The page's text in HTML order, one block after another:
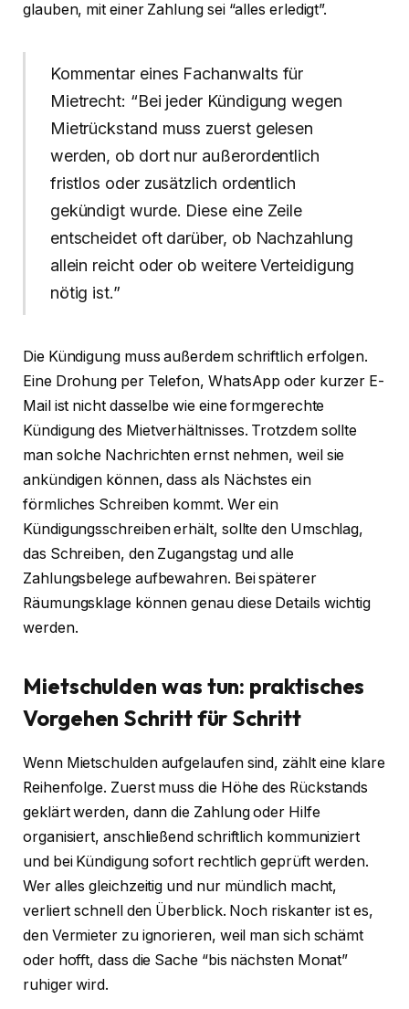
glauben, mit einer Zahlung sei “alles erledigt”.
Kommentar eines Fachanwalts für
Mietrecht: “Bei jeder Kündigung wegen
Mietrückstand muss zuerst gelesen
werden, ob dort nur außerordentlich
fristlos oder zusätzlich ordentlich
gekündigt wurde. Diese eine Zeile
entscheidet oft darüber, ob Nachzahlung
allein reicht oder ob weitere Verteidigung
nötig ist.”
Die Kündigung muss außerdem schriftlich erfolgen.
Eine Drohung per Telefon, WhatsApp oder kurzer E-
Mail ist nicht dasselbe wie eine formgerechte
Kündigung des Mietverhältnisses. Trotzdem sollte
man solche Nachrichten ernst nehmen, weil sie
ankündigen können, dass als Nächstes ein
förmliches Schreiben kommt. Wer ein
Kündigungsschreiben erhält, sollte den Umschlag,
das Schreiben, den Zugangstag und alle
Zahlungsbelege aufbewahren. Bei späterer
Räumungsklage können genau diese Details wichtig
werden.
Mietschulden was tun: praktisches
Vorgehen Schritt für Schritt
Wenn Mietschulden aufgelaufen sind, zählt eine klare
Reihenfolge. Zuerst muss die Höhe des Rückstands
geklärt werden, dann die Zahlung oder Hilfe
organisiert, anschließend schriftlich kommuniziert
und bei Kündigung sofort rechtlich geprüft werden.
Wer alles gleichzeitig und nur mündlich macht,
verliert schnell den Überblick. Noch riskanter ist es,
den Vermieter zu ignorieren, weil man sich schämt
oder hofft, dass die Sache “bis nächsten Monat”
ruhiger wird.